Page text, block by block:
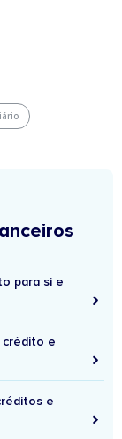
para si e
crédito e
e